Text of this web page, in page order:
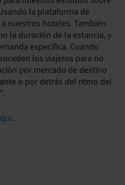
la plataforma de
nuestros hoteles. También
la duración de la estancia, y
específica. Cuando
los viajeros para no
por mercado de destino
o por detrás del ritmo del
.